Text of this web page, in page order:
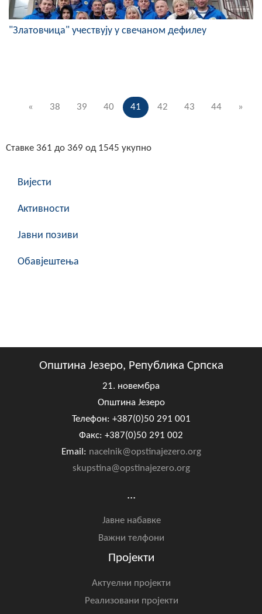
"Златовчица" учествују у свечаном дефилеу
« 38 39 40 41 42 43 44 »
Ставке 361 до 369 од 1545 укупно
Вијести
Активности
Јавни позиви
Обавјештења
Општина Језеро, Република Српска
21. новембра
Општина Језеро
Телефон: +387(0)50 291 001
Факс: +387(0)50 291 002
Email: nacelnik@opstinajezero.org
skupstina@opstinajezero.org
...
Јавне набавке
Важни телфони
Пројекти
Актуелни пројекти
Реализовани пројекти